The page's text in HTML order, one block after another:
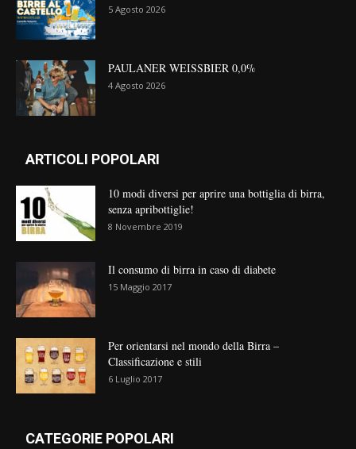
5 Agosto 2026
PAULANER WEISSBIER 0,0%
4 Agosto 2026
ARTICOLI POPOLARI
10 modi diversi per aprire una bottiglia di birra,
senza apribottiglie!
8 Novembre 2019
Il consumo di birra in caso di diabete
15 Maggio 2017
Per orientarsi nel mondo della Birra –
Classificazione e stili
6 Luglio 2017
CATEGORIE POPOLARI